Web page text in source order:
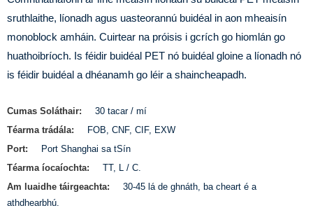
sruthlaithe, líonadh agus uasteorannú buidéal in aon mheaisín
monoblock amháin. Cuirtear na próisis i gcrích go hiomlán go
huathoibríoch. Is féidir buidéal PET nó buidéal gloine a líonadh nó
is féidir buidéal a dhéanamh go léir a shaincheapadh.
Cumas Soláthair:
30 tacar / mí
Téarma trádála:
FOB, CNF, CIF, EXW
Port:
Port Shanghai sa tSín
Téarma íocaíochta:
TT, L / C.
Am luaidhe táirgeachta:
30-45 lá de ghnáth, ba cheart é a
athdhearbhú.